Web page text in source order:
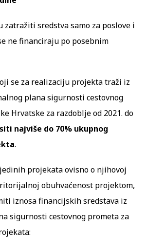
zatražiti sredstva samo za poslove i
ne financiraju po posebnim
se za realizaciju projekta traži iz
plana sigurnosti cestovnog
Hrvatske za razdoblje od 2021. do
najviše do 70% ukupnog
.
projekata ovisno o njihovoj
obuhvaćenost projektom,
iznosa financijskih sredstava iz
sigurnosti cestovnog prometa za